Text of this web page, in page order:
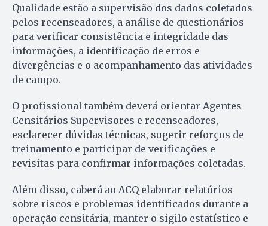
Qualidade estão a supervisão dos dados coletados
pelos recenseadores, a análise de questionários
para verificar consistência e integridade das
informações, a identificação de erros e
divergências e o acompanhamento das atividades
de campo.
O profissional também deverá orientar Agentes
Censitários Supervisores e recenseadores,
esclarecer dúvidas técnicas, sugerir reforços de
treinamento e participar de verificações e
revisitas para confirmar informações coletadas.
Além disso, caberá ao ACQ elaborar relatórios
sobre riscos e problemas identificados durante a
operação censitária, manter o sigilo estatístico e